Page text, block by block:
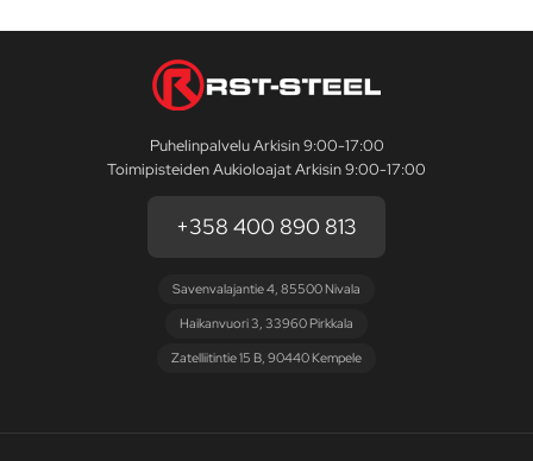
Puhelinpalvelu Arkisin 9:00-17:00
Toimipisteiden Aukioloajat Arkisin 9:00-17:00
+358 400 890 813
Savenvalajantie 4, 85500 Nivala
Haikanvuori 3, 33960 Pirkkala
Zatelliitintie 15 B, 90440 Kempele